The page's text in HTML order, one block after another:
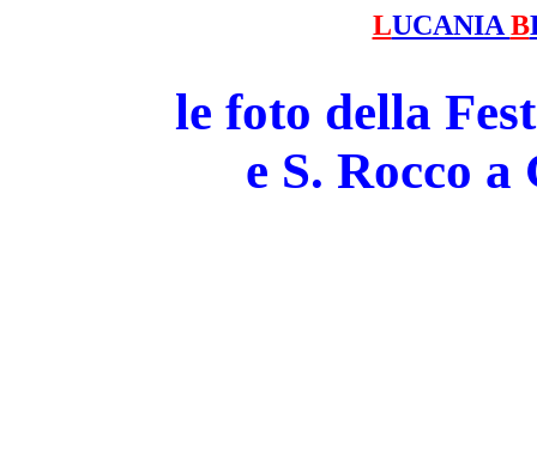
LUCANIA B
le foto della
e S. Rocco